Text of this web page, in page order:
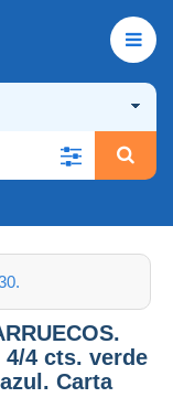
4/4 cts. verde
Carta